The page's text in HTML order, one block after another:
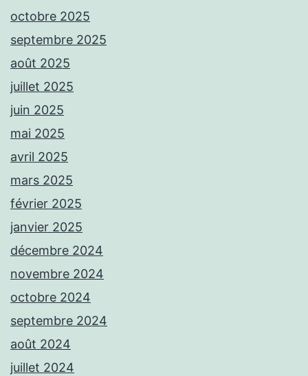
octobre 2025
septembre 2025
août 2025
juillet 2025
juin 2025
mai 2025
avril 2025
mars 2025
février 2025
janvier 2025
décembre 2024
novembre 2024
octobre 2024
septembre 2024
août 2024
juillet 2024